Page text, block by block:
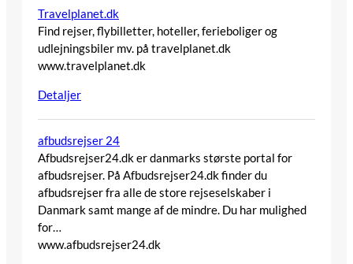
Travelplanet.dk
Find rejser, flybilletter, hoteller, ferieboliger og
udlejningsbiler mv. på travelplanet.dk
www.travelplanet.dk
Detaljer
afbudsrejser 24
Afbudsrejser24.dk er danmarks største portal for
afbudsrejser. På Afbudsrejser24.dk finder du
afbudsrejser fra alle de store rejseselskaber i
Danmark samt mange af de mindre. Du har mulighed
for…
www.afbudsrejser24.dk